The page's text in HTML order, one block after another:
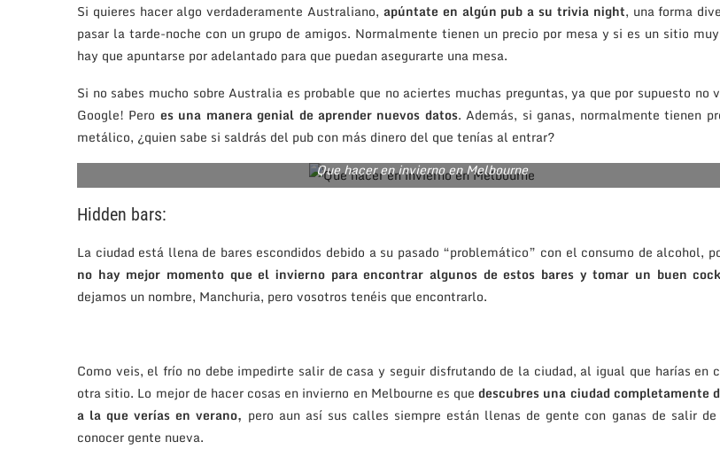
Si quieres hacer algo verdaderamente Australiano, apúntate en algún pub a su trivia night, una forma
pasar la tarde-noche con un grupo de amigos. Normalmente tienen un precio por mesa y si es un sitio
hay que apuntarse por adelantado para que puedan asegurarte una mesa.
Si no sabes mucho sobre Australia es probable que no aciertes muchas preguntas, ya que por supuesto no
Google! Pero es una manera genial de aprender nuevos datos. Además, si ganas, normalmente tienen
metálico, ¿quien sabe si saldrás del pub con más dinero del que tenías al entrar?
Que hacer en invierno en Melbourne
Hidden bars:
La ciudad está llena de bares escondidos debido a su pasado “problemático” con el consumo de alcohol,
no hay mejor momento que el invierno para encontrar algunos de estos bares y tomar un buen
dejamos un nombre, Manchuria, pero vosotros tenéis que encontrarlo.
Como veis, el frío no debe impedirte salir de casa y seguir disfrutando de la ciudad, al igual que harías en
otra sitio. Lo mejor de hacer cosas en invierno en Melbourne es quedescubres una ciudad completamente
a la que verías en verano, pero aun así sus calles siempre están llenas de gente con ganas de salir
conocer gente nueva.